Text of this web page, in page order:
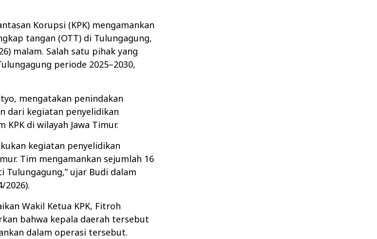
Korupsi (KPK) mengamankan
tangan (OTT) di Tulungagung,
malam. Salah satu pihak yang
periode 2025–2030,
mengatakan penindakan
dari kegiatan penyelidikan
di wilayah Jawa Timur.
kegiatan penyelidikan
Tim mengamankan sejumlah 16
Tulungagung,” ujar Budi dalam
2026).
Wakil Ketua KPK, Fitroh
bahwa kepala daerah tersebut
dalam operasi tersebut.